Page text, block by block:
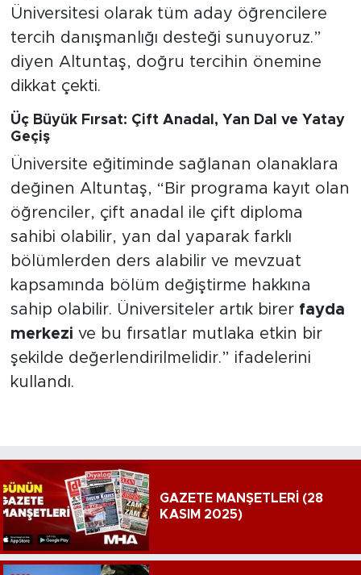
Üniversitesi olarak tüm aday öğrencilere
tercih danışmanlığı desteği sunuyoruz.”
diyen Altuntaş, doğru tercihin önemine
dikkat çekti.
Üç Büyük Fırsat: Çift Anadal, Yan Dal ve Yatay
Geçiş
Üniversite eğitiminde sağlanan olanaklara
değinen Altuntaş, “Bir programa kayıt olan
öğrenciler, çift anadal ile çift diploma
sahibi olabilir, yan dal yaparak farklı
bölümlerden ders alabilir ve mevzuat
kapsamında bölüm değiştirme hakkına
sahip olabilir. Üniversiteler artık birer fayda
merkezi ve bu fırsatlar mutlaka etkin bir
şekilde değerlendirilmelidir.” ifadelerini
kullandı.
GAZETE MANŞETLERİ (28
KASIM 2025)